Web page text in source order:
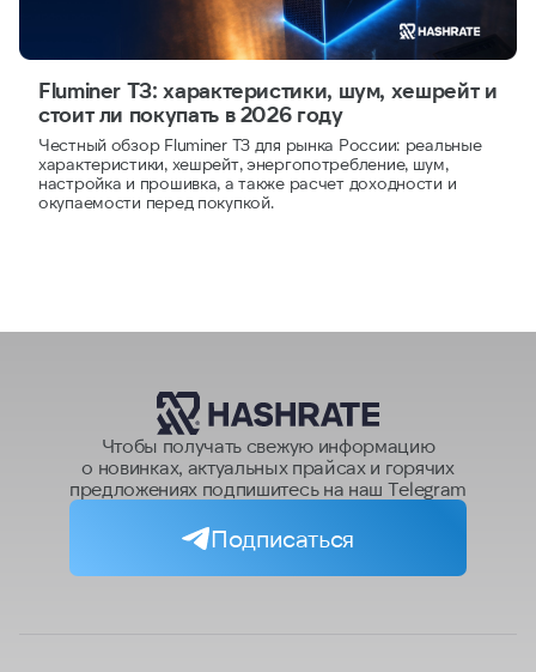
Fluminer T3: характеристики, шум, хешрейт и
стоит ли покупать в 2026 году
Честный обзор Fluminer T3 для рынка России: реальные
характеристики, хешрейт, энергопотребление, шум,
настройка и прошивка, а также расчет доходности и
окупаемости перед покупкой.
Чтобы получать свежую информацию
о новинках, актуальных прайсах и горячих
предложениях подпишитесь на наш Telegram
Подписаться